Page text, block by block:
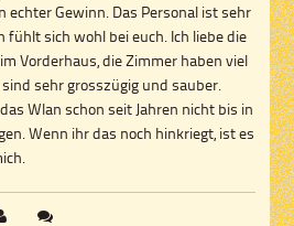
echter Gewinn. Das Personal ist sehr
fühlt sich wohl bei euch. Ich liebe die
Vorderhaus, die Zimmer haben viel
sehr grosszügig und sauber.
Wlan schon seit Jahren nicht bis in
Wenn ihr das noch hinkriegt, ist es